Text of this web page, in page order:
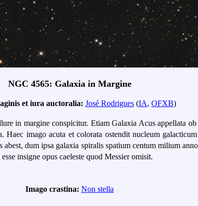
NGC 4565: Galaxia in Margine
et iura auctoralia: José Rodrigues (IA, OFXB)
in margine conspicitur. Etiam Galaxia Acus appellata
imago acuta et colorata ostendit nucleum
dum ipsa galaxia spiralis spatium centum milium
insigne opus caeleste quod Messier omisit.
Imago crastina: Non stella